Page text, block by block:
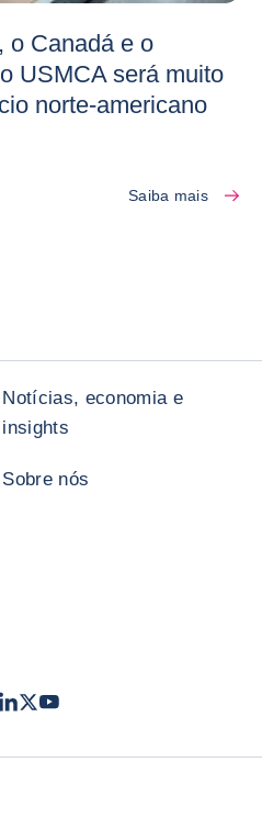
o Canadá e o
USMCA será muito
norte-americano
Saiba mais
Notícias, economia e
insights
Sobre nós
TwitterYoutube